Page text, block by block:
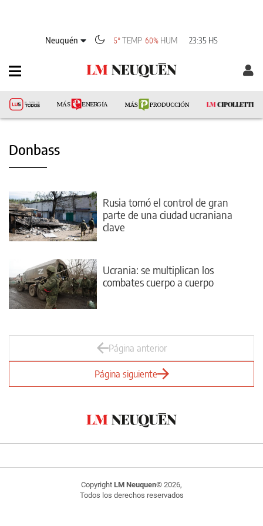
Neuquén 5° TEMP 60% HUM 23:35 HS
Donbass
Rusia tomó el control de gran
parte de una ciudad ucraniana
clave
Ucrania: se multiplican los
combates cuerpo a cuerpo
Página anterior
Página siguiente
Copyright LM Neuquen© 2026,
Todos los derechos reservados